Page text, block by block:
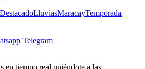
DestacadoLluviasMaracayTemporada
Telegram
en tiempo real uniéndote a las